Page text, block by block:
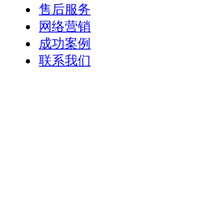
售后服务
网络营销
成功案例
联系我们